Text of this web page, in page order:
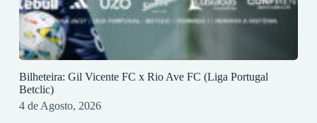
Bilheteira: Gil Vicente FC x Rio Ave FC (Liga Portugal
Betclic)
4 de Agosto, 2026